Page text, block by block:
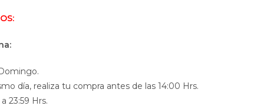
día, realiza tu compra antes de las 14:00 Hrs.
23:59 Hrs.